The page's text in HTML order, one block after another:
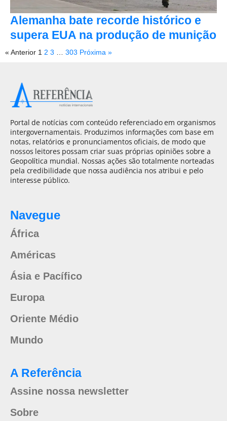
Alemanha bate recorde histórico e
supera EUA na produção de munição
« Anterior 1 2 3 303 Próxima »
Portal de notícias com conteúdo referenciado em organismos
intergovernamentais. Produzimos informações com base em
notas, relatórios e pronunciamentos oficiais, de modo que
nossos leitores possam criar suas próprias opiniões sobre a
Geopolítica mundial. Nossas ações são totalmente norteadas
pela credibilidade que nossa audiência nos atribui e pelo
interesse público.
Navegue
África
Américas
Ásia e Pacífico
Europa
Oriente Médio
Mundo
A Referência
Assine nossa newsletter
Sobre